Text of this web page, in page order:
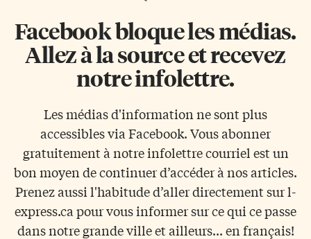
Facebook bloque les médias.
Allez à la source et recevez
notre infolettre.
Les médias d'information ne sont plus
accessibles via Facebook. Vous abonner
gratuitement à notre infolettre courriel est un
bon moyen de continuer d’accéder à nos articles.
Prenez aussi l'habitude d’aller directement sur l-
express.ca pour vous informer sur ce qui ce passe
dans notre grande ville et ailleurs... en français!